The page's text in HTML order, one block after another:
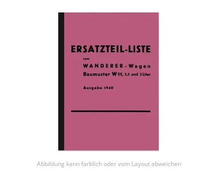
Abbildung kann farblich oder vom Layout abweichen